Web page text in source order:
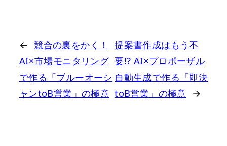
← 競合の裏をかく！
AI×市場モニタリング
で作る「ブルーオーシ
ャンtoB営業」の極意
提案書作成はもう不
要!? AI×プロポーザル
自動生成で作る「即決
toB営業」の極意 →